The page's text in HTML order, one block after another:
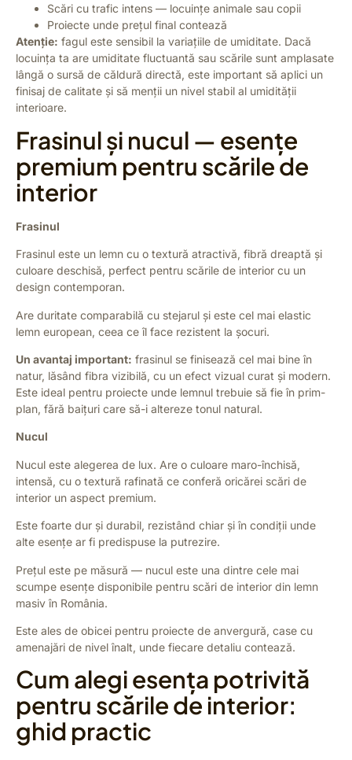
Scări cu trafic intens — locuințe animale sau copii
Proiecte unde prețul final contează
Atenție: fagul este sensibil la variațiile de umiditate. Dacă
locuința ta are umiditate fluctuantă sau scările sunt amplasate
lângă o sursă de căldură directă, este important să aplici un
finisaj de calitate și să menții un nivel stabil al umidității
interioare.
Frasinul și nucul — esențe
premium pentru scările de
interior
Frasinul
Frasinul este un lemn cu o textură atractivă, fibră dreaptă și
culoare deschisă, perfect pentru scările de interior cu un
design contemporan.
Are duritate comparabilă cu stejarul și este cel mai elastic
lemn european, ceea ce îl face rezistent la șocuri.
Un avantaj important: frasinul se finisează cel mai bine în
natur, lăsând fibra vizibilă, cu un efect vizual curat și modern.
Este ideal pentru proiecte unde lemnul trebuie să fie în prim-
plan, fără baițuri care să-i altereze tonul natural.
Nucul
Nucul este alegerea de lux. Are o culoare maro-închisă,
intensă, cu o textură rafinată ce conferă oricărei scări de
interior un aspect premium.
Este foarte dur și durabil, rezistând chiar și în condiții unde
alte esențe ar fi predispuse la putrezire.
Prețul este pe măsură — nucul este una dintre cele mai
scumpe esențe disponibile pentru scări de interior din lemn
masiv în România.
Este ales de obicei pentru proiecte de anvergură, case cu
amenajări de nivel înalt, unde fiecare detaliu contează.
Cum alegi esența potrivită
pentru scările de interior:
ghid practic